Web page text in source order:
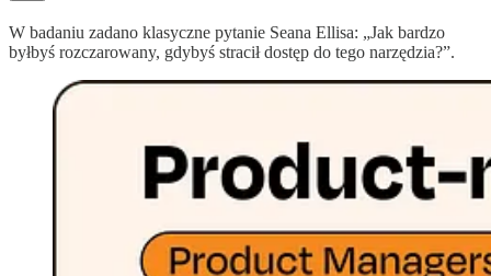
W badaniu zadano klasyczne pytanie Seana Ellisa: „Jak bardzo
byłbyś rozczarowany, gdybyś stracił dostęp do tego narzędzia?”.